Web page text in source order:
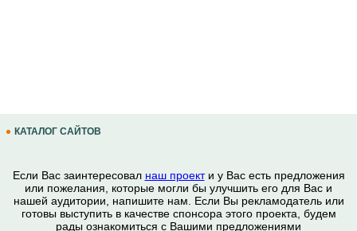
КАТАЛОГ САЙТОВ
Если Вас заинтересовал наш проекти у Вас есть предложения
или пожелания, которые могли бы улучшить его для Вас и
нашей аудитории, напишите нам. Если Вы рекламодатель или
готовы выступить в качестве спонсора этого проекта, будем
рады ознакомиться с Вашими предложениями